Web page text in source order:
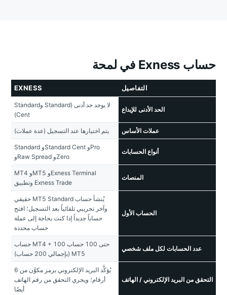
حساب Exness في لمحة
التفاصيل EXNESS
الحد الأدنى للإيداع
لا يوجد حد أدنى (Standard وStandard
Cent)
عملات الأساس يتم اختيارها عند التسجيل (عدة عملات)
أنواع الحسابات
Standard وStandard Cent وPro
وRaw Spread وZero
المنصات
MT4 وMT5 وExness Terminal
وتطبيق Exness Trade
الحساب الأول
يُنشأ حساب MT5 Standard حقيقي
وآخر تجريبي تلقائياً بعد التسجيل؛ افتح
حساباً جديداً إذا كنت بحاجة إلى عملة
حساب محددة
عدد الحسابات لكل ملف شخصي
حتى 100 حساب MT4 + 100 حساب
MT5 (بإجمالي 200 حساب)
التحقق من البريد الإلكتروني / الهاتف
يُؤكَّد البريد الإلكتروني برمز مكوَّن من 6
أرقام؛ ويجري التحقق من رقم الهاتف
أيضًا